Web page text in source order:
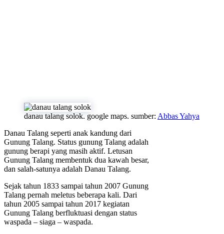
danau talang solok. google maps. sumber: Abbas Yahya
Danau Talang seperti anak kandung dari
Gunung Talang. Status gunung Talang adalah
gunung berapi yang masih aktif. Letusan
Gunung Talang membentuk dua kawah besar,
dan salah-satunya adalah Danau Talang.
Sejak tahun 1833 sampai tahun 2007 Gunung
Talang pernah meletus beberapa kali. Dari
tahun 2005 sampai tahun 2017 kegiatan
Gunung Talang berfluktuasi dengan status
waspada – siaga – waspada.